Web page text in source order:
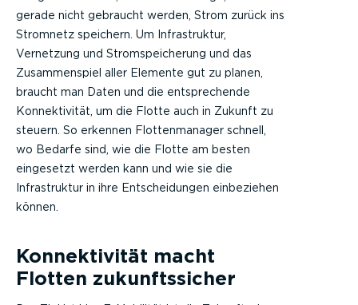
gerade nicht gebraucht werden, Strom zurück ins
Stromnetz speichern. Um Infrastruktur,
Vernetzung und Stromspeicherung und das
Zusammenspiel aller Elemente gut zu planen,
braucht man Daten und die entsprechende
Konnektivität, um die Flotte auch in Zukunft zu
steuern. So erkennen Flottenmanager schnell,
wo Bedarfe sind, wie die Flotte am besten
eingesetzt werden kann und wie sie die
Infrastruktur in ihre Entscheidungen einbeziehen
können.
Konnektivität macht
Flotten zukunftssicher